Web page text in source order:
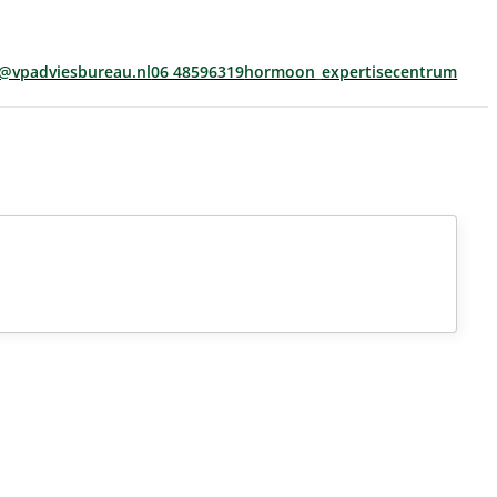
06 48596319hormoon_expertisecentrum